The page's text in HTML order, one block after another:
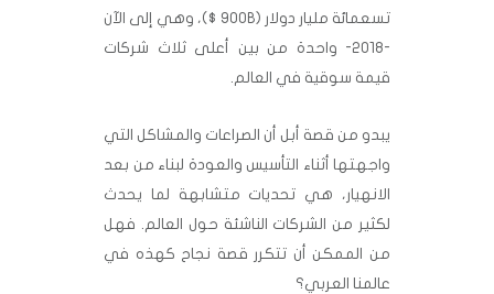
تسعمائة مليار دولار (900B $)، وهي إلى الآن
-2018- واحدة من بين أعلى ثلاث شركات
قيمة سوقية في العالم.
يبدو من قصة أبل أن الصراعات والمشاكل التي
واجهتها أثناء التأسيس والعودة لبناء من بعد
الانهيار، هي تحديات متشابهة لما يحدث
لكثير من الشركات الناشئة حول العالم. فهل
من الممكن أن تتكرر قصة نجاح كهذه في
عالمنا العربي؟